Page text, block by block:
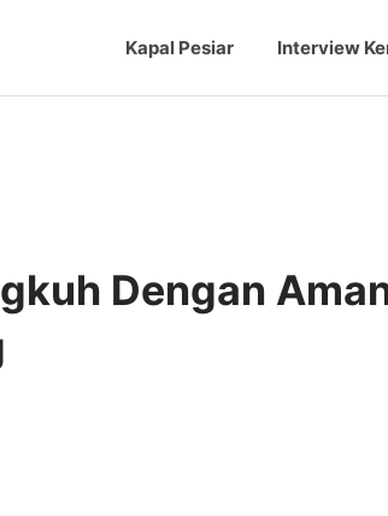
Kapal Pesiar Interview
Dengan